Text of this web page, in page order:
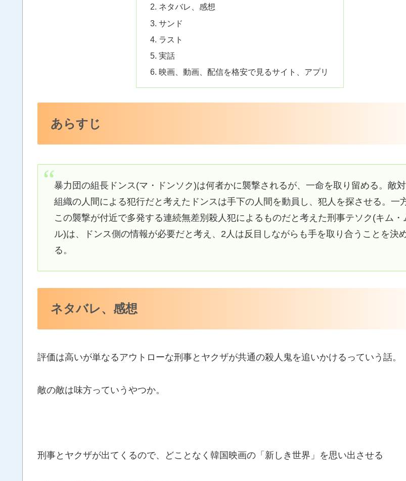
ネタバレ、感想
サンド
ラスト
実話
映画、動画、配信を格安で見るサイト、アプリ
あらすじ
暴力団の組長ドンス(マ・ドンソク)は何者かに襲撃されるが、一命を取り留める。敵
組織の人間による犯行だと考えたドンスは手下の人間を動員し、犯人を探させる。一
この襲撃が付近で多発する連続無差別殺人犯によるものだと考えた刑事テソク(キム・
ル)は、ドンス側の情報が必要だと考え、2人は反目しながらも手を取り合うことを決
る。
ネタバレ、感想
評価は高いが単なるアウトローな刑事とヤクザが共通の殺人鬼を追いかけるっていう話。
敵の敵は味方っていうやつか。
刑事とヤクザが出てくるので、どことなく韓国映画の「新しき世界」を思い出させる